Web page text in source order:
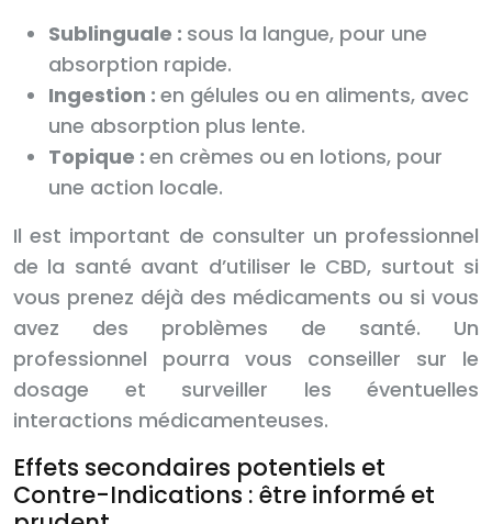
Sublinguale : sous la langue, pour une
absorption rapide.
Ingestion : en gélules ou en aliments, avec
une absorption plus lente.
Topique : en crèmes ou en lotions, pour
une action locale.
Il est important de consulter un professionnel
de la santé avant d’utiliser le CBD, surtout si
vous prenez déjà des médicaments ou si vous
avez des problèmes de santé. Un
professionnel pourra vous conseiller sur le
dosage et surveiller les éventuelles
interactions médicamenteuses.
Effets secondaires potentiels et
Contre-Indications : être informé et